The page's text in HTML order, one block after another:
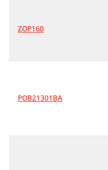
ZOP160
POB21301BA